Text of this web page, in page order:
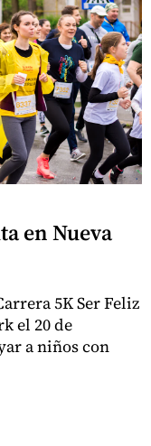
en Nueva
5K Ser Feliz
el 20 de
a niños con